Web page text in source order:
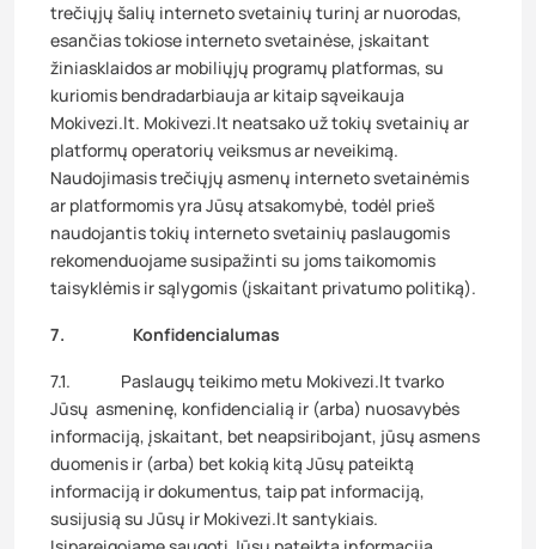
trečiųjų šalių interneto svetainių turinį ar nuorodas,
esančias tokiose interneto svetainėse, įskaitant
žiniasklaidos ar mobiliųjų programų platformas, su
kuriomis bendradarbiauja ar kitaip sąveikauja
Mokivezi.lt. Mokivezi.lt neatsako už tokių svetainių ar
platformų operatorių veiksmus ar neveikimą.
Naudojimasis trečiųjų asmenų interneto svetainėmis
ar platformomis yra Jūsų atsakomybė, todėl prieš
naudojantis tokių interneto svetainių paslaugomis
rekomenduojame susipažinti su joms taikomomis
taisyklėmis ir sąlygomis (įskaitant privatumo politiką).
7. Konfidencialumas
7.1. Paslaugų teikimo metu Mokivezi.lt tvarko
Jūsų asmeninę, konfidencialią ir (arba) nuosavybės
informaciją, įskaitant, bet neapsiribojant, jūsų asmens
duomenis ir (arba) bet kokią kitą Jūsų pateiktą
informaciją ir dokumentus, taip pat informaciją,
susijusią su Jūsų ir Mokivezi.lt santykiais.